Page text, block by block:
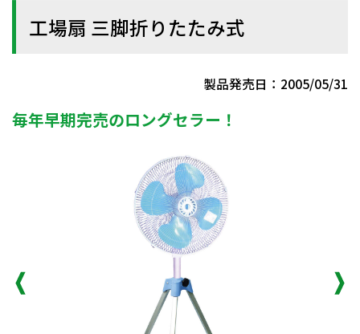
工場扇 三脚折りたたみ式
製品発売日：2005/05/31
毎年早期完売のロングセラー！